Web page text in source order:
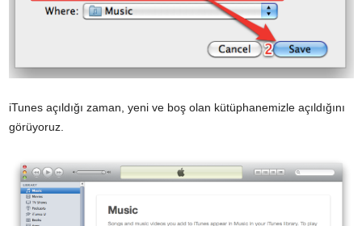
iTunes açıldığı zaman, yeni ve boş olan kütüphanemizle açıldığını
görüyoruz.